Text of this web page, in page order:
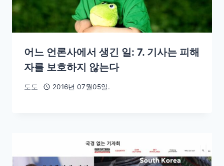
어느 언론사에서 생긴 일: 7. 기사는 피해
자를 보호하지 않는다
도도 2016년 07월05일.